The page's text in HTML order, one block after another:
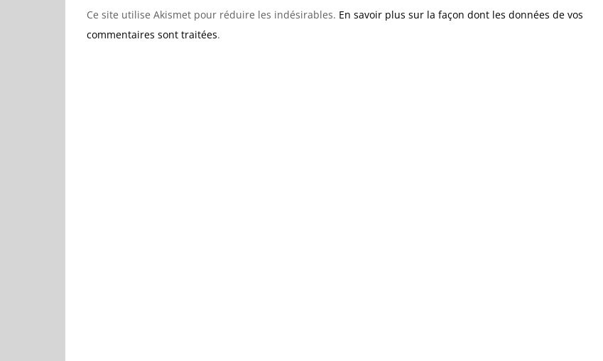
Ce site utilise Akismet pour réduire les indésirables. En savoir plus sur la façon dont les données de vos
commentaires sont traitées.